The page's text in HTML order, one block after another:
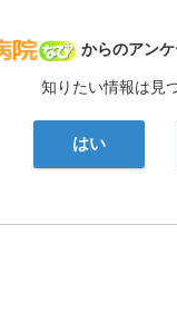
病院なび
からのアンケ
知りたい情報は見
はい